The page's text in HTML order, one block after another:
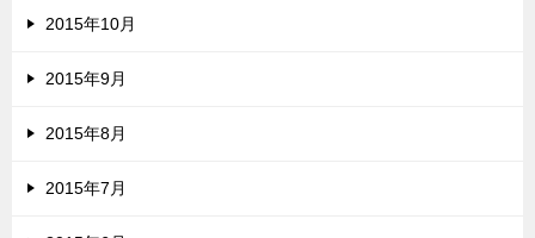
2015年10月
2015年9月
2015年8月
2015年7月